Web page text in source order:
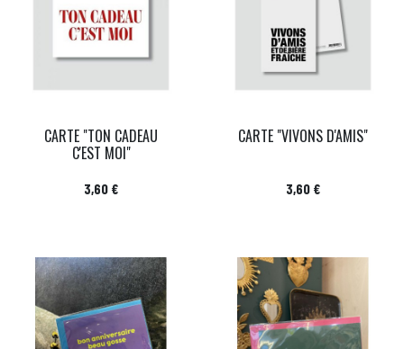
CARTE "TON CADEAU
C'EST MOI"
Prix
3,60 €
CARTE "VIVONS D'AMIS"
Prix
3,60 €